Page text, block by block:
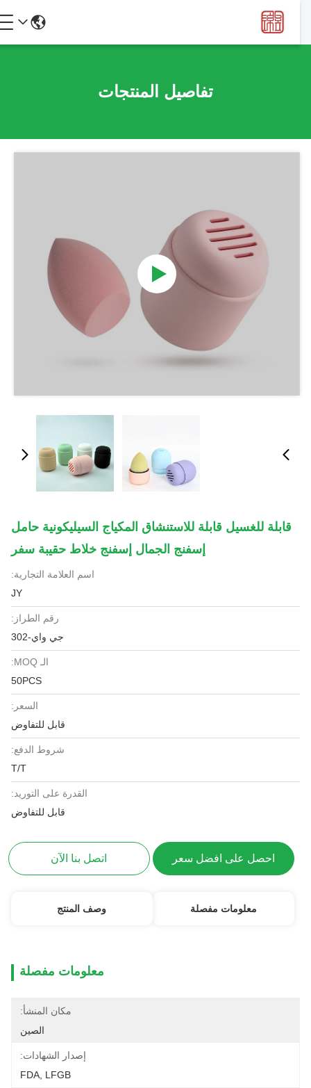
تفاصيل المنتجات
قابلة للغسيل قابلة للاستنشاق المكياج السيليكونية حامل
إسفنج الجمال إسفنج خلاط حقيبة سفر
اسم العلامة التجارية:
JY
رقم الطراز:
جي واي-302
الـ MOQ:
50PCS
السعر:
قابل للتفاوض
شروط الدفع:
T/T
القدرة على التوريد:
قابل للتفاوض
احصل على افضل سعر اتصل بنا الآن
معلومات مفصلة وصف المنتج
معلومات مفصلة
مكان المنشأ:
الصين
إصدار الشهادات:
FDA, LFGB